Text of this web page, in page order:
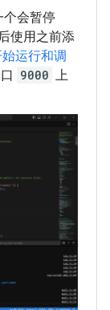
个会暂停
使用之前添
运行和调
9000 上